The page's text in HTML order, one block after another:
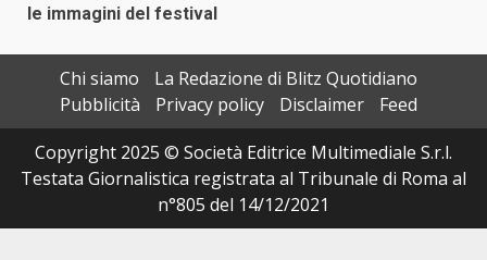
le immagini del festival
Chi siamo
La Redazione di Blitz Quotidiano
Pubblicità
Privacy policy Disclaimer
Feed
Copyright 2025 © Società Editrice Multimediale S.r.l.
Testata Giornalistica registrata al Tribunale di Roma al
n°805 del 14/12/2021